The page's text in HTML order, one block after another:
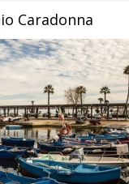
Caradonna